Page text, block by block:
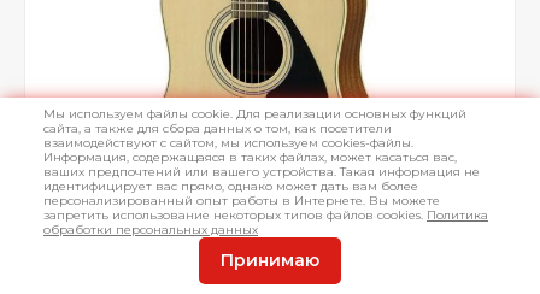
Мы используем файлы cookie. Для реализации основных функций
сайта, а также для сбора данных о том, как посетители
взаимодействуют с сайтом, мы используем cookies-файлы.
Информация, содержащаяся в таких файлах, может касаться вас,
ваших предпочтений или вашего устройства. Такая информация не
идентифицирует вас прямо, однако может дать вам более
персонализированный опыт работы в Интернете. Вы можете
запретить использование некоторых типов файлов cookies. Политика
обработки персональных данных
Принимаю